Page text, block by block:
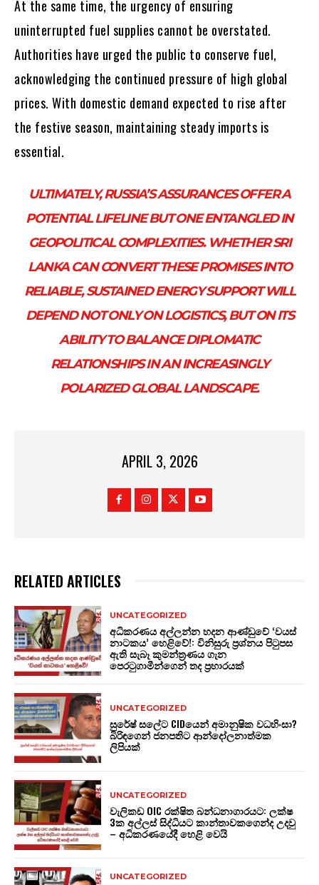
At the same time, the urgency of ensuring
uninterrupted fuel supplies cannot be overstated.
Authorities have urged the public to conserve fuel,
acknowledging the continued pressure of high global
prices. With domestic demand expected to rise after
the festive season, maintaining steady imports is
essential.
ULTIMATELY, RUSSIA’S ASSURANCES OFFER A
POTENTIAL LIFELINE BUT ONE ENTANGLED IN
GEOPOLITICAL COMPLEXITIES. WHETHER SRI
LANKA CAN CONVERT THESE PROMISES INTO
RELIABLE, SUSTAINED ENERGY SUPPORT WILL
DEPEND NOT ONLY ON LOGISTICS, BUT ON ITS
ABILITY TO BALANCE DIPLOMATIC
RELATIONSHIPS IN AN INCREASINGLY
POLARIZED GLOBAL LANDSCAPE.
APRIL 3, 2026
RELATED ARTICLES
UNCATEGORIZED
අධිකරණය අල්ලන්න හදන ආණ්ඩුවේ ‘වයස්
නාටකය’ හෙළිවේ!: විනිසුරු ප්‍රශ්නය පිටුපස
ඇති සැබෑ කුමන්ත්‍රණය ගැන
පෙරටුගාමීන්ගෙන් තද ප්‍රහාරයක්
UNCATEGORIZED
සුරේෂ් සලේට CIDයෙන් අමානුෂික වධහිංසා?
බිරිඳගෙන් ජනපතිට ආන්දෝලනාත්මක
ලිපියක්
UNCATEGORIZED
වැලිකඩ OIC රක්ෂිත බන්ධනාගාරයට: ලක්ෂ
3ක අල්ලස් සිද්ධියට කාන්තාවකගෙන්ද උදවු
– අධිකරණයේදී හෙළි වෙයි
UNCATEGORIZED